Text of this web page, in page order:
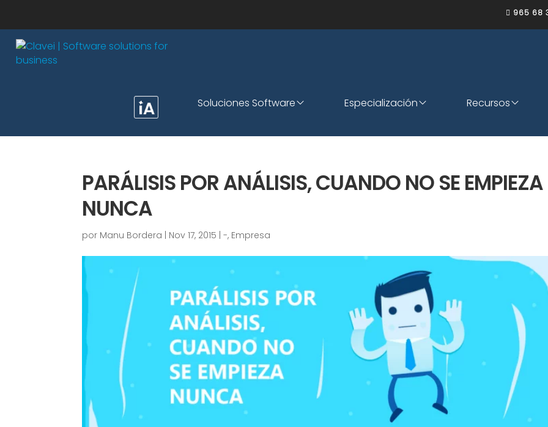
 965 68
Soluciones Software Especialización Recursos
PARÁLISIS POR ANÁLISIS, CUANDO NO SE EMPIEZA
NUNCA
por Manu Bordera Nov 17, 2015 |-, Empresa